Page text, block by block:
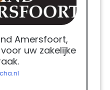
Amersfoort,
uw zakelijke